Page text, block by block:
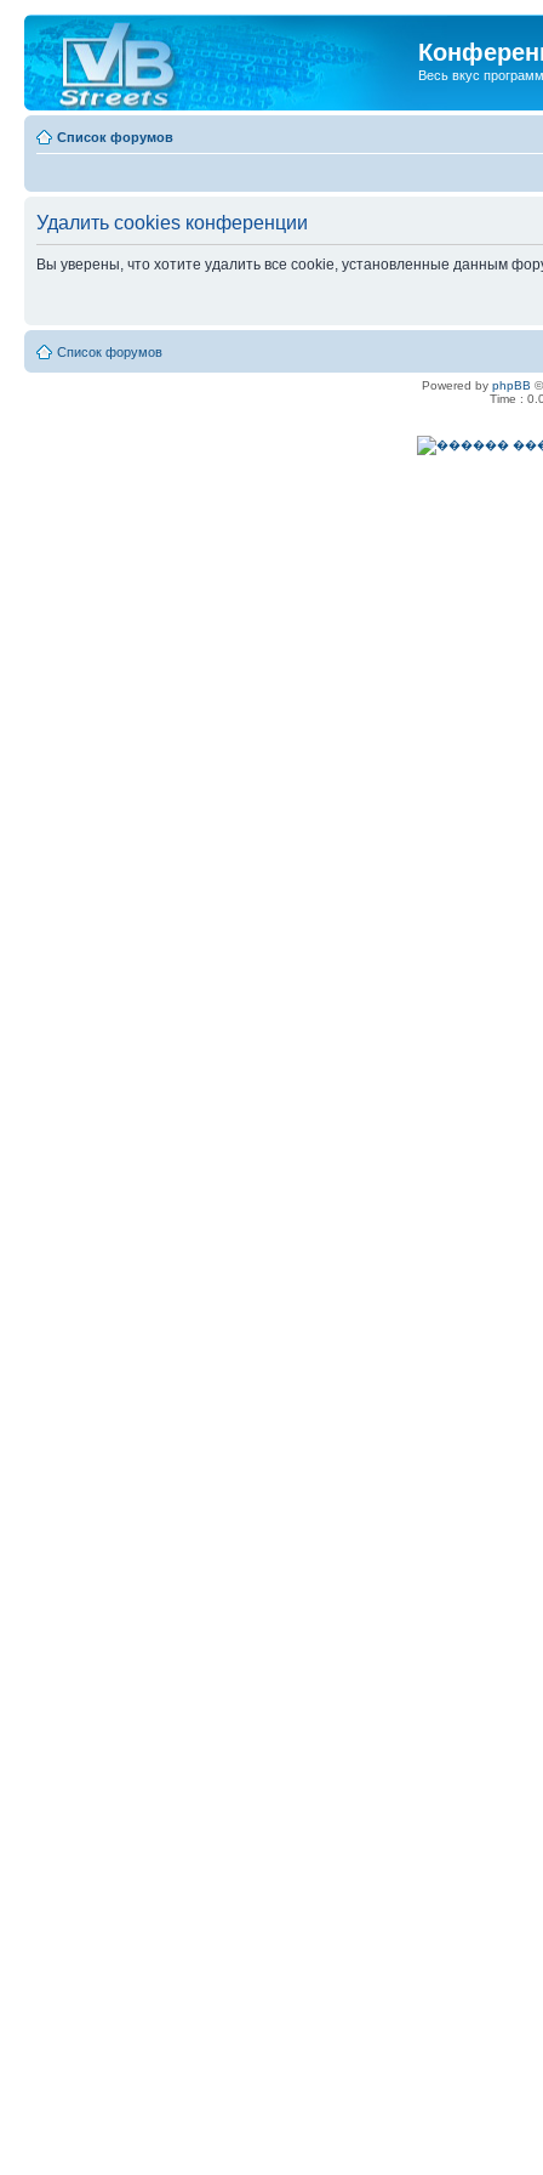
Весь вкус
Список форумов
Удалить cookies конференции
Вы уверены, что хотите удалить все cookie, установленные данным
Список форумов
Powered by phpBB
Time :